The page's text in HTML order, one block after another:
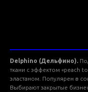
Delphino (Дельфино).
ткани с эффектом «peach
эластаном. Популярен в
Выбирают закрытые